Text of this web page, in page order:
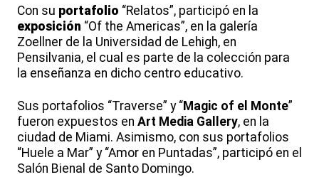
Con su portafolio “Relatos”, participó en la
exposición “Of the Americas”, en la galería
Zoellner de la Universidad de Lehigh, en
Pensilvania, el cual es parte de la colección para
la enseñanza en dicho centro educativo.
Sus portafolios “Traverse” y “Magic of el Monte”
fueron expuestos en Art Media Gallery, en la
ciudad de Miami. Asimismo, con sus portafolios
“Huele a Mar” y “Amor en Puntadas”, participó en el
Salón Bienal de Santo Domingo.